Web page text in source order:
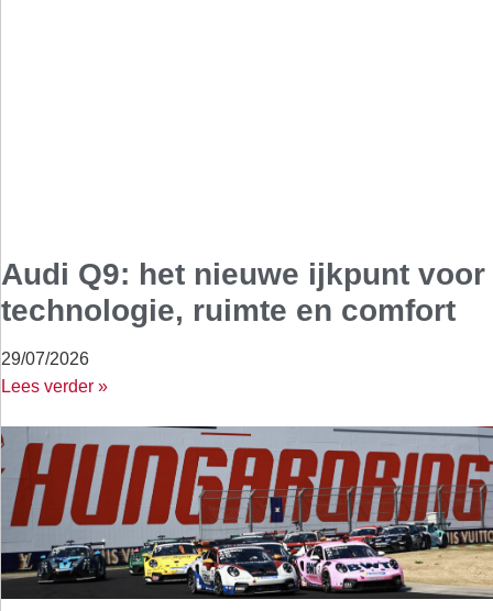
Audi Q9: het nieuwe ijkpunt voor
technologie, ruimte en comfort
29/07/2026
Lees verder »